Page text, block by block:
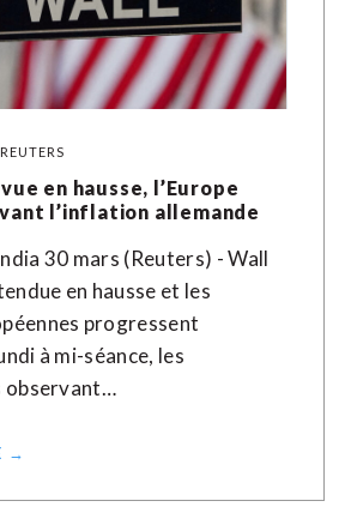
REUTERS
en hausse, l’Europe
l’inflation allemande
30 mars (Reuters) - Wall
en hausse et les
progressent
à mi-séance, les
observant…
→